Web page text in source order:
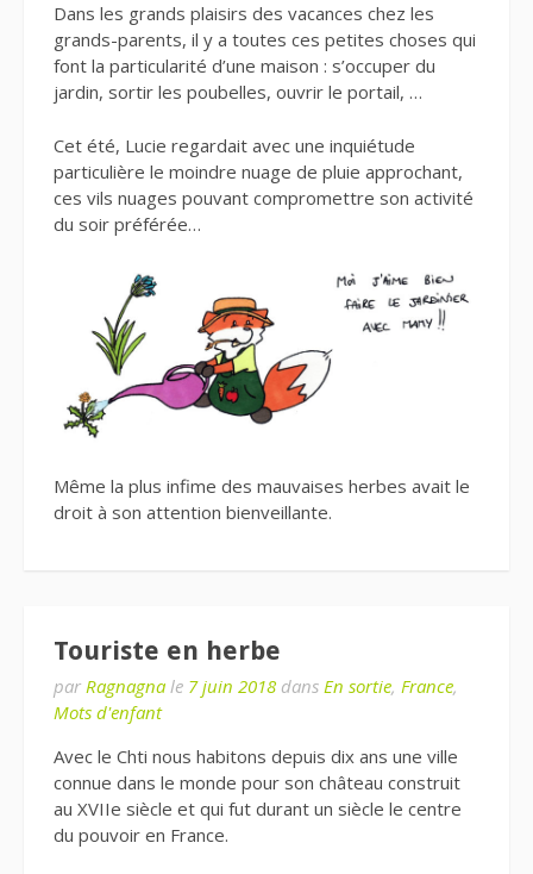
Dans les grands plaisirs des vacances chez les
grands-parents, il y a toutes ces petites choses qui
font la particularité d’une maison : s’occuper du
jardin, sortir les poubelles, ouvrir le portail, …
Cet été, Lucie regardait avec une inquiétude
particulière le moindre nuage de pluie approchant,
ces vils nuages pouvant compromettre son activité
du soir préférée…
Même la plus infime des mauvaises herbes avait le
droit à son attention bienveillante.
Touriste en herbe
par Ragnagna le 7 juin 2018 dans En sortie, France,
Mots d'enfant
Avec le Chti nous habitons depuis dix ans une ville
connue dans le monde pour son château construit
au XVIIe siècle et qui fut durant un siècle le centre
du pouvoir en France.